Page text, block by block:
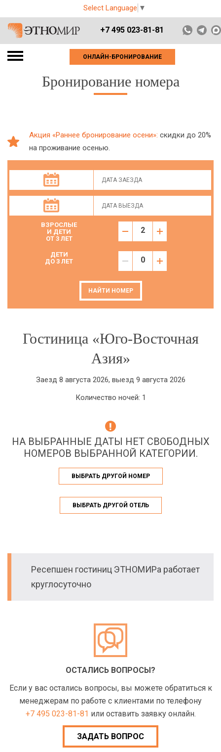
Select Language ▼
+7 495 023-81-81
ОНЛАЙН-БРОНИРОВАНИЕ
Бронирование номера
Акция «Раннее бронирование осени»: скидки до 20%
на проживание осенью.
ВЗРОСЛЫЕ
И ДЕТИ
ОТ 3 ЛЕТ
ДЕТИ
ДО 3 ЛЕТ
НАЙТИ НОМЕР
Гостиница «Юго-Восточная
Азия»
Заезд 8 августа 2026, выезд 9 августа 2026
Количество ночей: 1
НА ВЫБРАННЫЕ ДАТЫ НЕТ СВОБОДНЫХ
НОМЕРОВ ВЫБРАННОЙ КАТЕГОРИИ.
ВЫБРАТЬ ДРУГОЙ НОМЕР
ВЫБРАТЬ ДРУГОЙ ОТЕЛЬ
Ресепшен гостиниц ЭТНОМИРа работает
круглосуточно
ОСТАЛИСЬ ВОПРОСЫ?
Если у вас остались вопросы, вы можете обратиться к
менеджерам по работе с клиентами по телефону
+7 495 023-81-81 или оставить заявку онлайн.
ЗАДАТЬ ВОПРОС